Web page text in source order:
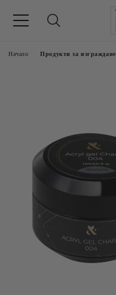
Начало Продукти за изграждане